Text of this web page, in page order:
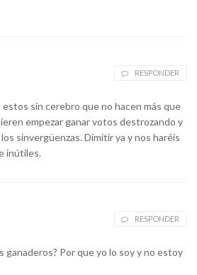
RESPONDER
sin cerebro que no hacen más que
empezar ganar votos destrozando y
sinvergüenzas. Dimitir ya y nos haréis
inútiles.
RESPONDER
ganaderos? Por que yo lo soy y no estoy